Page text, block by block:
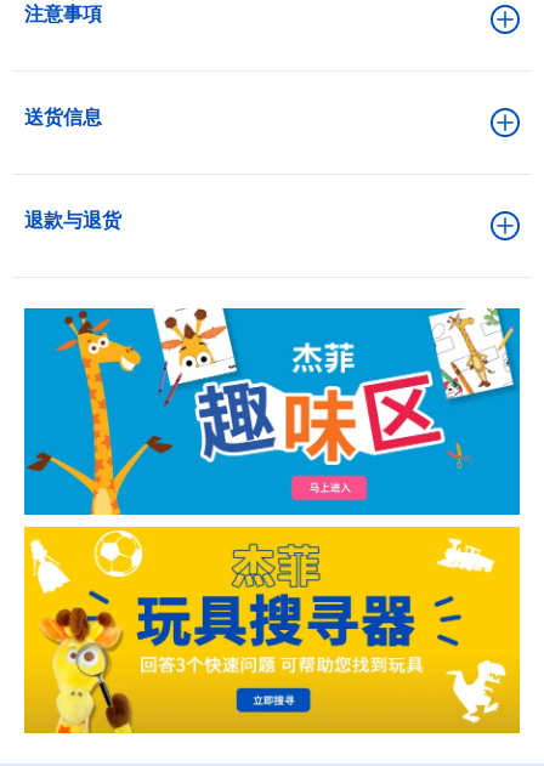
注意事項
送货信息
退款与退货